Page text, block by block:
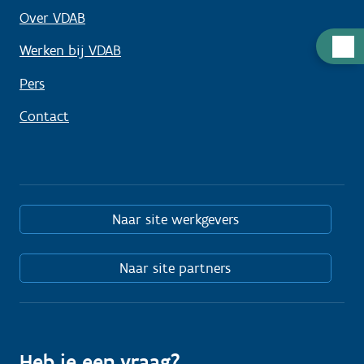
Over VDAB
Werken bij VDAB
Pers
Contact
Naar site werkgevers
Naar site partners